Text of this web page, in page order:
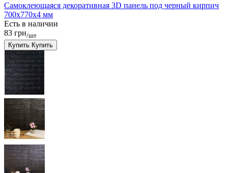
Самоклеющаяся декоративная 3D панель под черный кирпич
700x770x4 мм
Есть в наличии
83 грн/шт
Купить Купить